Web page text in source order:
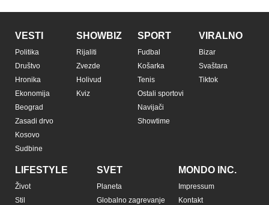
VESTI
Politika
Društvo
Hronika
Ekonomija
Beograd
Zasadi drvo
Kosovo
Sudbine
SHOWBIZ
Rijaliti
Zvezde
Holivud
Kviz
SPORT
Fudbal
Košarka
Tenis
Ostali sportovi
Navijači
Showtime
VIRALNO
Bizar
Svaštara
Tiktok
LIFESTYLE
Život
Stil
SVET
Planeta
Globalno zagrevanje
MONDO INC.
Impressum
Kontakt